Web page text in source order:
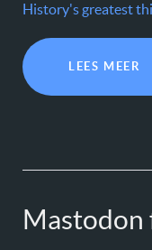
History's greatest
LEES MEER
Mastodon